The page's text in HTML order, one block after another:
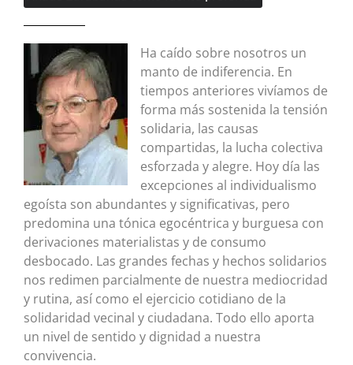
Ha caído sobre nosotros un
manto de indiferencia. En
tiempos anteriores vivíamos de
forma más sostenida la tensión
solidaria, las causas
compartidas, la lucha colectiva
esforzada y alegre. Hoy día las
excepciones al individualismo
egoísta son abundantes y significativas, pero
predomina una tónica egocéntrica y burguesa con
derivaciones materialistas y de consumo
desbocado. Las grandes fechas y hechos solidarios
nos redimen parcialmente de nuestra mediocridad
y rutina, así como el ejercicio cotidiano de la
solidaridad vecinal y ciudadana. Todo ello aporta
un nivel de sentido y dignidad a nuestra
convivencia.